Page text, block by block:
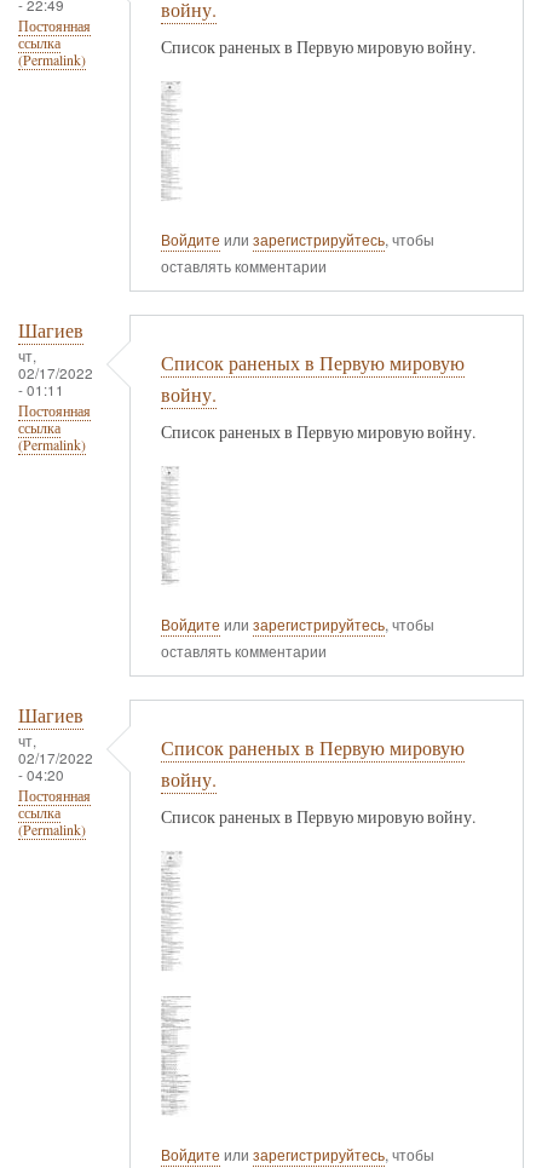
- 22:49
Постоянная
ссылка
(Permalink)
войну.
Список раненых в Первую мировую войну.
Войдите или зарегистрируйтесь, чтобы
оставлять комментарии
Шагиев
чт,
02/17/2022
- 01:11
Постоянная
ссылка
(Permalink)
Список раненых в Первую мировую
войну.
Список раненых в Первую мировую войну.
Войдите или зарегистрируйтесь, чтобы
оставлять комментарии
Шагиев
чт,
02/17/2022
- 04:20
Постоянная
ссылка
(Permalink)
Список раненых в Первую мировую
войну.
Список раненых в Первую мировую войну.
Войдите или зарегистрируйтесь, чтобы